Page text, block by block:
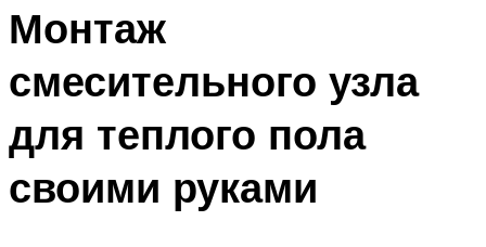
Монтаж
смесительного узла
для теплого пола
своими руками